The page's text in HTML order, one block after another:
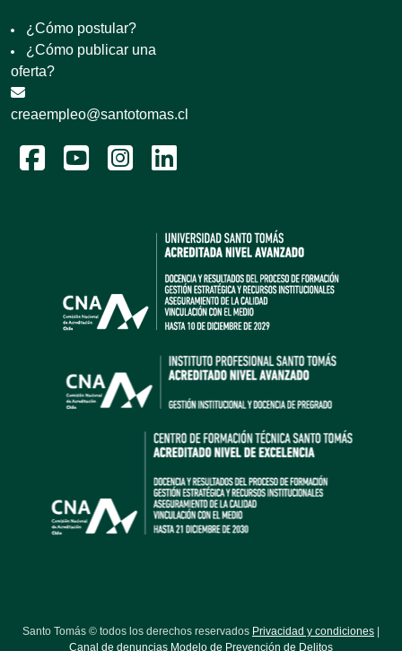
¿Cómo postular?
¿Cómo publicar una
oferta?
creaempleo@santotomas.cl
Santo Tomás © todos los derechos reservados Privacidad y condiciones
Canal de denuncias Modelo de Prevención de Delitos